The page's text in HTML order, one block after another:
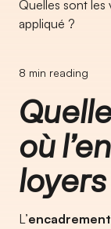
Quelles sont les
appliqué ?
8 min reading
où
L’